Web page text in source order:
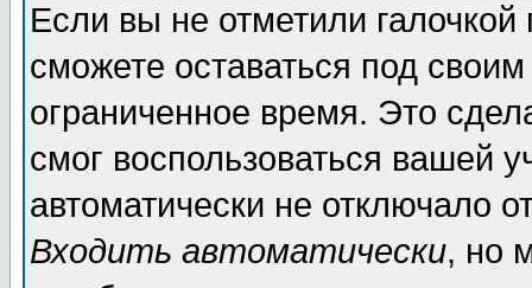
Если вы не отметили галочкой
сможете оставаться под
ограниченное время. Это
смог воспользоваться вашей
автоматически не отключало
Входить автоматически, но